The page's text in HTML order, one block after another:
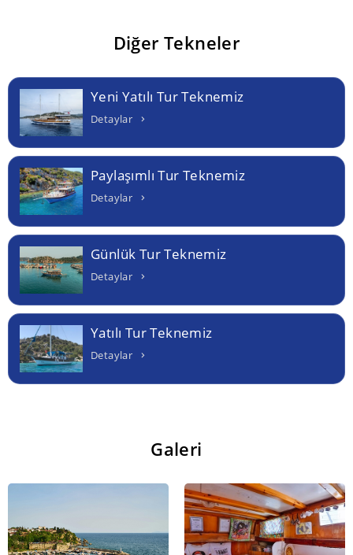
Diğer Tekneler
Yeni Yatılı Tur Teknemiz
Detaylar
Paylaşımlı Tur Teknemiz
Detaylar
Günlük Tur Teknemiz
Detaylar
Yatılı Tur Teknemiz
Detaylar
Galeri